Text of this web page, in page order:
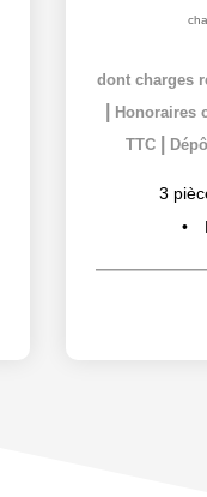
dont charges
Honoraires
TTC
3